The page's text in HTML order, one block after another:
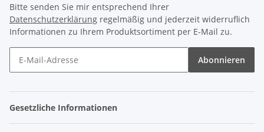
Bitte senden Sie mir entsprechend Ihrer
Datenschutzerklärung regelmäßig und jederzeit widerruflich
Informationen zu Ihrem Produktsortiment per E-Mail zu.
Abonnieren
Gesetzliche Informationen